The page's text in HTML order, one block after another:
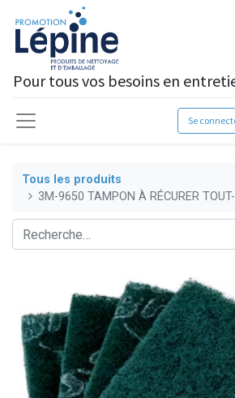
Pour tous vos besoins en
Se
Tous les produits
3M-9650 TAMPON À RÉCURER